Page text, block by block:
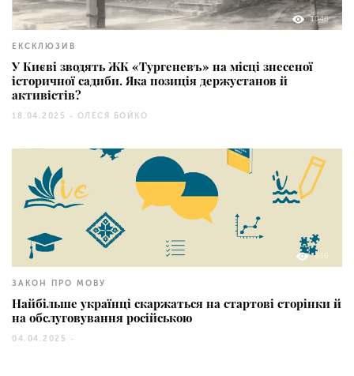
1046
ЕКСКЛЮЗИВ
У Києві зводять ЖК «Тургеневъ» на місці знесеної
історичної садиби. Яка позиція держустанов й
активістів?
18.04.2025 - ОЛЕСЯ БОЙКО
636
ЗАКОН ПРО МОВУ
Найбільше українці скаржаться на стартові сторінки й
на обслуговування російською
04.04.2025 -